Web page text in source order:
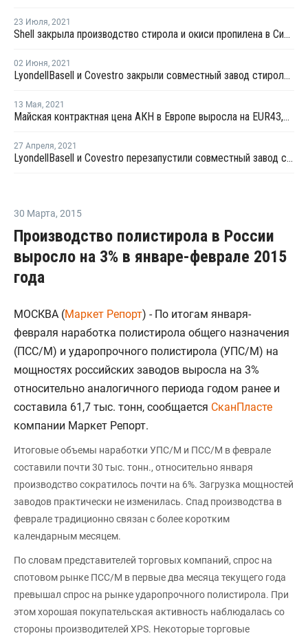
23 Июля, 2021
Shell закрыла производство стирола и окиси пропилена в Сингапуре на профилактику
02 Июня, 2021
LyondellBasell и Covestro закрыли совместный завод стирола и окиси пропилена в Нидерландах из-за нехватки сырья
13 Мая, 2021
Майская контрактная цена АКН в Европе выросла на EUR43,5 за тонну
27 Апреля, 2021
LyondellBasell и Covestro перезапустили совместный завод стирола и окиси пропилена в Нидерландах после ремонта
30 Марта, 2015
Производство полистирола в России
выросло на 3% в январе-феврале 2015
года
МОСКВА (Маркет Репорт) - По итогам января-
февраля наработка полистирола общего назначения
(ПСС/М) и ударопрочного полистирола (УПС/М) на
мощностях российских заводов выросла на 3%
относительно аналогичного периода годом ранее и
составила 61,7 тыс. тонн, сообщается СканПласте
компании Маркет Репорт.
Итоговые объемы наработки УПС/М и ПСС/М в феврале
составили почти 30 тыс. тонн., относительно января
производство сократилось почти на 6%. Загрузка мощностей
заводов практически не изменилась. Спад производства в
феврале традиционно связан с более коротким
календарным месяцем.
По словам представителей торговых компаний, спрос на
спотовом рынке ПСС/М в первые два месяца текущего года
превышал спрос на рынке ударопрочного полистирола. При
этом хорошая покупательская активность наблюдалась со
стороны производителей XPS. Некоторые торговые